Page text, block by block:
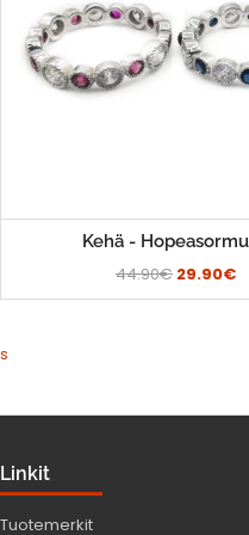
Kehä -
44.90€ 29.90€
Linkit
Tuotemerkit